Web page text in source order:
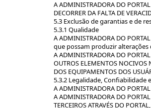
A ADMINISTRADORA DO
DECORRER DA FALTA DE
5.3 Exclusão de garantias e de
5.3.1 Qualidade
A ADMINISTRADORA DO
que possam produzir
A ADMINISTRADORA DO
OUTROS ELEMENTOS NOCIVOS
DOS EQUIPAMENTOS DOS
5.3.2 Legalidade, Confiabilidade
A ADMINISTRADORA DO
A ADMINISTRADORA DO
TERCEIROS ATRAVÉS DO